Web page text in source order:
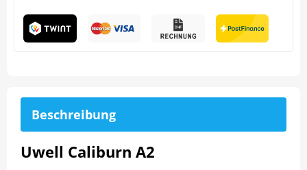
Beschreibung
Uwell Caliburn A2